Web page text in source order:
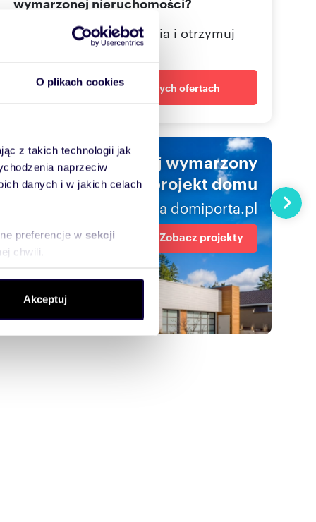
O plikach cookies
z takich technologii jak
naprzeciw
danych i w jakich celach
preferencje w sekcji
chwili.
społecznościowym,
od Ciebie lub
Akceptuj
Określ swoje oczekiwania i otrzymuj
dopasowane oferty
Powiadom o nowych ofertach
Znajdź swój wymarzony
projekt domu
na domiporta.pl
Zobacz projekty